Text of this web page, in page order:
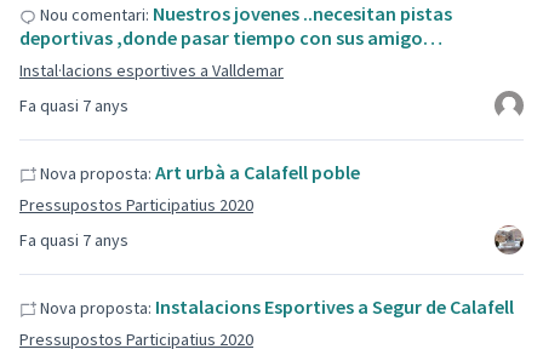
Fa quasi 7 anys
Nou comentari: Nuestros jovenes ..necesitan pistas
deportivas ,donde pasar tiempo con sus amigo…
Instal·lacions esportives a Valldemar
Fa quasi 7 anys
Nova proposta: Art urbà a Calafell poble
Pressupostos Participatius 2020
Nova proposta: Instalacions Esportives a Segur de Calafell
Pressupostos Participatius 2020